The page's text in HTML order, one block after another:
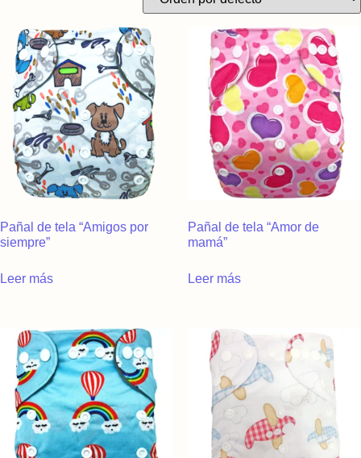
Pañal de tela “Amigos por
siempre”
Leer más
Pañal de tela “Amor de
mamá”
Leer más